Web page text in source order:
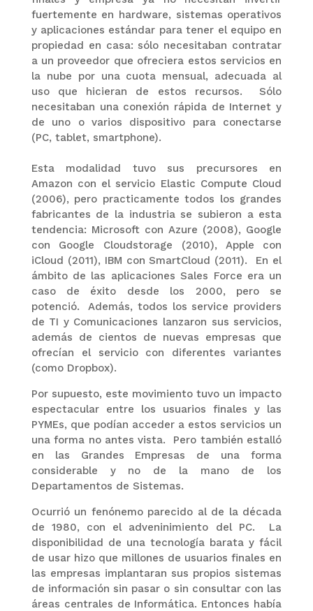
fuertemente en hardware, sistemas operativos
y aplicaciones estándar para tener el equipo en
propiedad en casa: sólo necesitaban contratar
a un proveedor que ofreciera estos servicios en
la nube por una cuota mensual, adecuada al
uso que hicieran de estos recursos. Sólo
necesitaban una conexión rápida de Internet y
de uno o varios dispositivo para conectarse
(PC, tablet, smartphone).
Esta modalidad tuvo sus precursores en
Amazon con el servicio Elastic Compute Cloud
(2006), pero practicamente todos los grandes
fabricantes de la industria se subieron a esta
tendencia: Microsoft con Azure (2008), Google
con Google Cloudstorage (2010), Apple con
iCloud (2011), IBM con SmartCloud (2011). En el
ámbito de las aplicaciones Sales Force era un
caso de éxito desde los 2000, pero se
potenció. Además, todos los service providers
de TI y Comunicaciones lanzaron sus servicios,
además de cientos de nuevas empresas que
ofrecían el servicio con diferentes variantes
(como Dropbox).
Por supuesto, este movimiento tuvo un impacto
espectacular entre los usuarios finales y las
PYMEs, que podían acceder a estos servicios un
una forma no antes vista. Pero también estalló
en las Grandes Empresas de una forma
considerable y no de la mano de los
Departamentos de Sistemas.
Ocurrió un fenónemo parecido al de la década
de 1980, con el adveninimiento del PC. La
disponibilidad de una tecnología barata y fácil
de usar hizo que millones de usuarios finales en
las empresas implantaran sus propios sistemas
de información sin pasar o sin consultar con las
áreas centrales de Informática. Entonces había